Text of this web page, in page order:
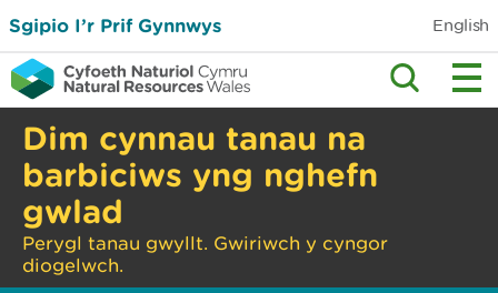
Sgipio I’r Prif Gynnwys English
Dim cynnau tanau na
barbiciws yng nghefn
gwlad
Perygl tanau gwyllt. Gwiriwch y cyngor
diogelwch.